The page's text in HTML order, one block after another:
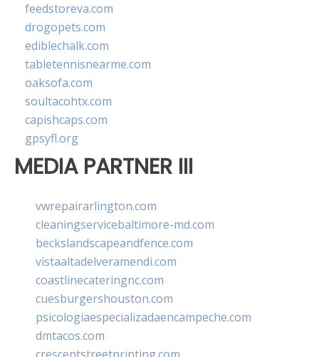
feedstoreva.com
drogopets.com
ediblechalk.com
tabletennisnearme.com
oaksofa.com
soultacohtx.com
capishcaps.com
gpsyfl.org
MEDIA PARTNER III
vwrepairarlington.com
cleaningservicebaltimore-md.com
beckslandscapeandfence.com
vistaaltadelveramendi.com
coastlinecateringnc.com
cuesburgershouston.com
psicologiaespecializadaencampeche.com
dmtacos.com